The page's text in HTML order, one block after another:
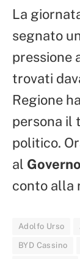
La
segnato
pressione
trovati
Regione
persona il
politico.
al Governo
conto alla
Adolfo Urso
BYD Cassino